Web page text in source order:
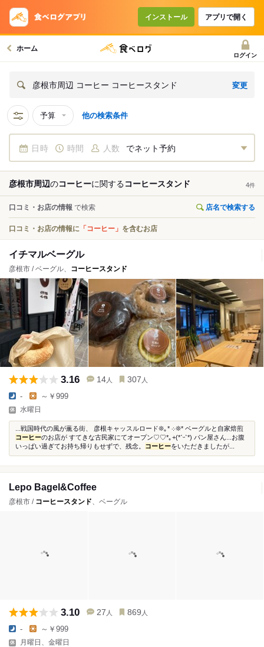
インストール アプリで開く
ホーム
ログイン
彦根市周辺 コーヒー コーヒースタンド 変更
予算 他の検索条件
日時 時間 人数 でネット予約
彦根市周辺のコーヒーに関するコーヒースタンド 4件
口コミ・お店の情報 で検索 店名で検索する
口コミ・お店の情報に 「コーヒー」 を含むお店
イチマルベーグル
彦根市 / ベーグル、 コーヒースタンド
3.16 14 人 307 人
- ～￥999
水曜日
...戦国時代の風が薫る街、 彦根キャッスルロード❊｡* ܀❊* ベーグルと自家焙煎
コーヒーのお店が すてきな古民家にてオープン♡♡*｡+(*ˊᵕˋ*) パン屋さん...お腹
いっぱい過ぎてお持ち帰りもせずで、残念。 コーヒーをいただきましたが...
Lepo Bagel&Coffee
彦根市 / コーヒースタンド、ベーグル
3.10 27 人 869 人
- ～￥999
月曜日、金曜日